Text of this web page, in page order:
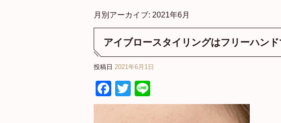
月別アーカイブ: 2021年6月
アイブロースタイリングはフリーハンド
投稿日 2021年6月1日
Facebook
Twitter